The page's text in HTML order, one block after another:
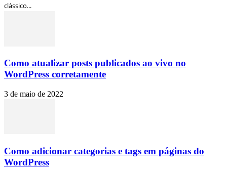
clássico...
Como atualizar posts publicados ao vivo no
WordPress corretamente
3 de maio de 2022
Como adicionar categorias e tags em páginas do
WordPress